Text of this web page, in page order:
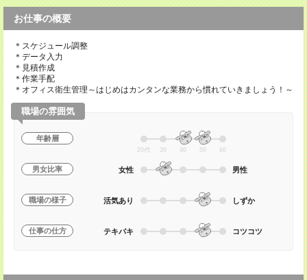
お仕事の概要
＊スケジュール調整
＊データ入力
＊見積作成
＊作業手配
＊オフィス衛生管理～はじめはカンタンな業務から慣れていきましょう！～
職場の雰囲気
年齢層
20代 30 40 50 60
男女比率 女性 男性
職場の様子 活気あり しずか
仕事の仕方 テキパキ コツコツ